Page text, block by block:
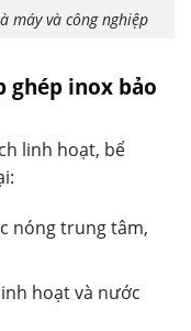
máy và công nghiệp
ghép inox bảo
linh hoạt, bể
nóng trung tâm,
hoạt và nước